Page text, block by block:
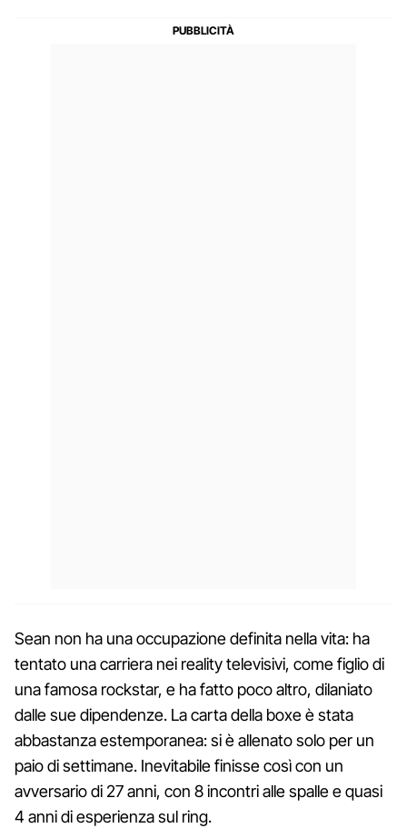
Sean non ha una occupazione definita nella vita: ha
tentato una carriera nei reality televisivi, come figlio di
una famosa rockstar, e ha fatto poco altro, dilaniato
dalle sue dipendenze. La carta della boxe è stata
abbastanza estemporanea: si è allenato solo per un
paio di settimane. Inevitabile finisse così con un
avversario di 27 anni, con 8 incontri alle spalle e quasi
4 anni di esperienza sul ring.